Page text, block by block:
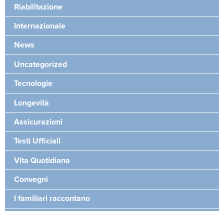
Riabilitazione
Internazionale
News
Uncategorized
Tecnologie
Longevità
Assicurazioni
Testi Ufficiali
Vita Quotidiana
Convegni
I familiari raccontano